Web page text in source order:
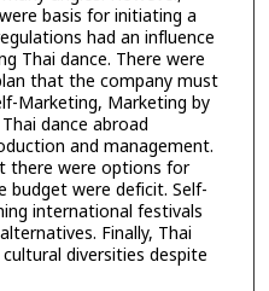
basis for initiating a
had an influence
Thai dance. There were
that the company must
Marketing, Marketing by
dance abroad
and management.
there were options for
budget were deficit. Self-
international festivals
Finally, Thai
diversities despite